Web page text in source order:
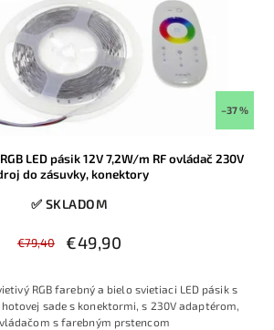
–37 %
LED pásik 12V 7,2W/m RF ovládač 230V
do zásuvky, konektory
✅ SKLADOM
€79,40 €49,90
RGB farebný a bielo svietiaci LED pásik s
sade s konektormi, s 230V adaptérom,
s farebným prstencom